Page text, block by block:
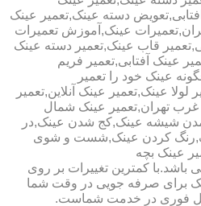
دسته عینک,تعمیر عینک
عینک,آموزش تعمیرات
قاب عینک,تعمیر دسته عینک
عینک آفتابی,تعمیر فریم
عینک خود را تعمیر
لولا عینک,تعمیر عینک آنلاین,تعمیر
غرب تهران,تعمیر عینک شمال
شیشه عینک,کج شدن عینک,در
کردن عینک,شست و شوی
عینک بچه
کمترین تغییرات بر روی
برای صرفه جویی در وقت شما
فوری در خدمت شماست.